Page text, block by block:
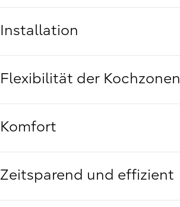
Installation
Flexibilität der Kochzonen
Komfort
Zeitsparend und effizient